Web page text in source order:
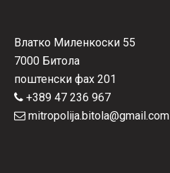
Влатко Миленкоски 55
7000 Битола
поштенски фах 201
+389 47 236 967
mitropolija.bitola@gmail.com